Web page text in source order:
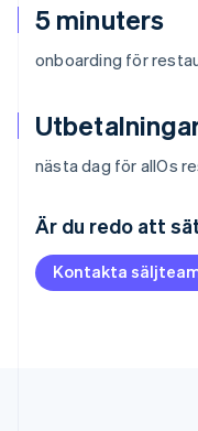
5 minuters
onboarding för
nästa dag för allOs
Är du redo att
Kontakta
Belgien
NederlandsFrançais
Brasilien
PortuguêsEnglish